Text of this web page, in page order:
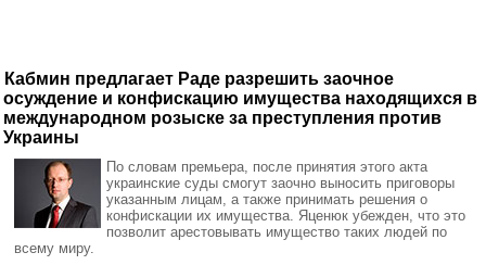
Кабмин предлагает Раде разрешить заочное
осуждение и конфискацию имущества находящихся в
международном розыске за преступления против
Украины
По словам премьера, после принятия этого акта
украинские суды смогут заочно выносить приговоры
указанным лицам, а также принимать решения о
конфискации их имущества. Яценюк убежден, что это
позволит арестовывать имущество таких людей по
всему миру.